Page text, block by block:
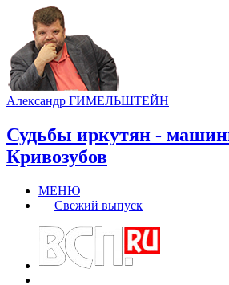
Александр ГИМЕЛЬШТЕЙН
Судьбы иркутян -
Кривозубов
МЕНЮ
Свежий выпуск